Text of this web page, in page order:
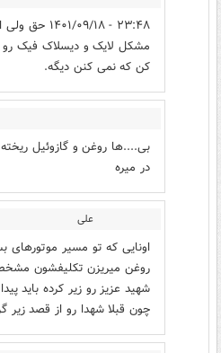
۲۳:۴۸ -
مشکل لایک و دیسلاک فیک رو
کن که نمی کنن دیگه.
بی‌....ها روغن و گازوئیل
در میره
علی
اونایی که تو مسیر موتورهای
روغن میریزن تکلیفشون
شهید عزیز رو زیر کرده باید
چون قبلا شهدا رو از قصد زیر